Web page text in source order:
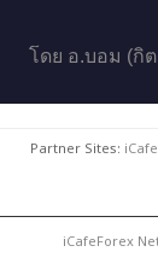
โดย อ.บอม (กิ
Partner Sites:
iCafeForex